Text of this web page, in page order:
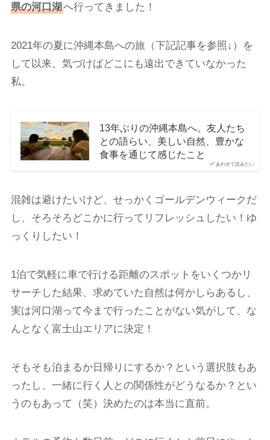
県の河口湖へ行ってきました！
2021年の夏に沖縄本島への旅（下記記事を参照↓）を
して以来、気づけばどこにも遠出できていなかった
私。
あわせて読みたい
13年ぶりの沖縄本島へ。友人たち
との語らい、美しい自然、豊かな
食事を通じて感じたこと
混雑は避けたいけど、せっかくゴールデンウィークだ
し、そろそろどこかに行ってリフレッシュしたい！ゆ
っくりしたい！
1泊で気軽に車で行ける距離のスポットをいくつかリ
サーチした結果、求めていた自然は何かしらあるし、
実は河口湖って今まで行ったことがない気がして、な
んとなく富士山エリアに決定！
そもそも泊まるか日帰りにするか？という選択肢もあ
ったし、一緒に行く人との関係性がどうなるか？とい
うのもあって（笑）決めたのは本当に直前。